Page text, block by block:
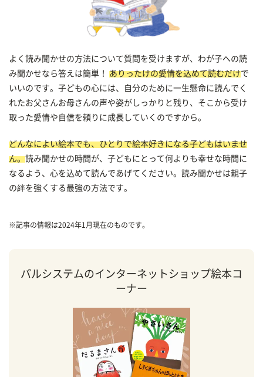
よく読み聞かせの方法について質問を受けますが、わが子への読
み聞かせなら答えは簡単！ ありったけの愛情を込めて読むだけで
いいのです。子どもの心には、自分のために一生懸命に読んでく
れたお父さんお母さんの声や姿がしっかりと残り、そこから受け
取った愛情や自信を頼りに成長していくのですから。
どんなによい絵本でも、ひとりで絵本好きになる子どもはいませ
ん。読み聞かせの時間が、子どもにとって何よりも幸せな時間に
なるよう、心を込めて読んであげてください。読み聞かせは親子
の絆を強くする最強の方法です。
※記事の情報は2024年1月現在のものです。
パルシステムのインターネットショップ絵本コ
ーナー